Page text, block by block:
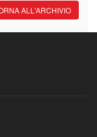
ALL'ARCHIVIO